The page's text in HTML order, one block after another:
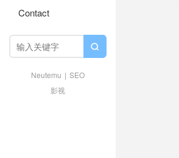
Contact

Neutemu | SEO
影视